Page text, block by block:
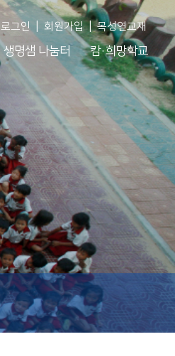
생명샘 나눔터 캄·희망학교
로그인 회원가입 목성연교재